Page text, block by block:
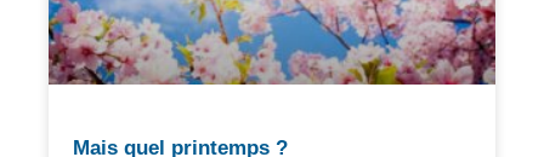
Mais quel printemps ?